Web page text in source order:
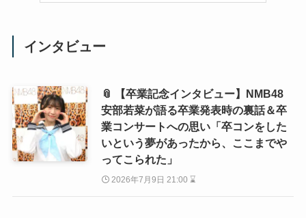
インタビュー
📎 【卒業記念インタビュー】NMB48
安部若菜が語る卒業発表時の裏話＆卒
業コンサートへの思い「卒コンをした
いという夢があったから、ここまでや
ってこられた」
2026年7月9日 21:00 ⌛